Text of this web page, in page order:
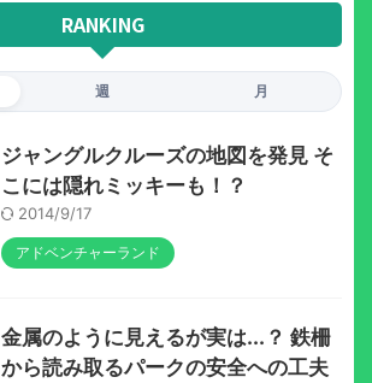
RANKING
週 月
ジャングルクルーズの地図を発見 そ
こには隠れミッキーも！？
2014/9/17
アドベンチャーランド
金属のように見えるが実は...？ 鉄柵
から読み取るパークの安全への工夫